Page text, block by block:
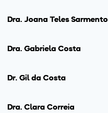
Drª. Joana Teles Sarmento
Drª. Gabriela Costa
Dr. Gil da Costa
Drª. Clara Correia